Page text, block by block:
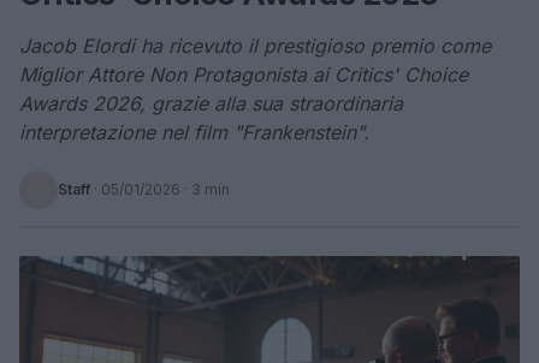
Jacob Elordi ha ricevuto il prestigioso premio come
Miglior Attore Non Protagonista ai Critics' Choice
Awards 2026, grazie alla sua straordinaria
interpretazione nel film "Frankenstein".
Staff · 05/01/2026 · 3 min